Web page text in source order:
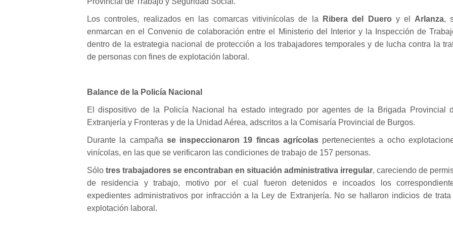
Los controles, realizados en las comarcas vitivinícolas de la Ribera del Duero y el Arlanza,
enmarcan en el Convenio de colaboración entre el Ministerio del Interior y la Inspección de
dentro de la estrategia nacional de protección a los trabajadores temporales y de lucha contra la
de personas con fines de explotación laboral.
Balance de la Policía Nacional
El dispositivo de la Policía Nacional ha estado integrado por agentes de la Brigada Provincial
Extranjería y Fronteras y de la Unidad Aérea, adscritos a la Comisaría Provincial de Burgos.
Durante la campaña se inspeccionaron 19 fincas agrícolas pertenecientes a ocho
vinícolas, en las que se verificaron las condiciones de trabajo de 157 personas.
Sólo tres trabajadores se encontraban en situación administrativa irregular, careciendo de
de residencia y trabajo, motivo por el cual fueron detenidos e incoados los
expedientes administrativos por infracción a la Ley de Extranjería. No se hallaron indicios de trata
explotación laboral.